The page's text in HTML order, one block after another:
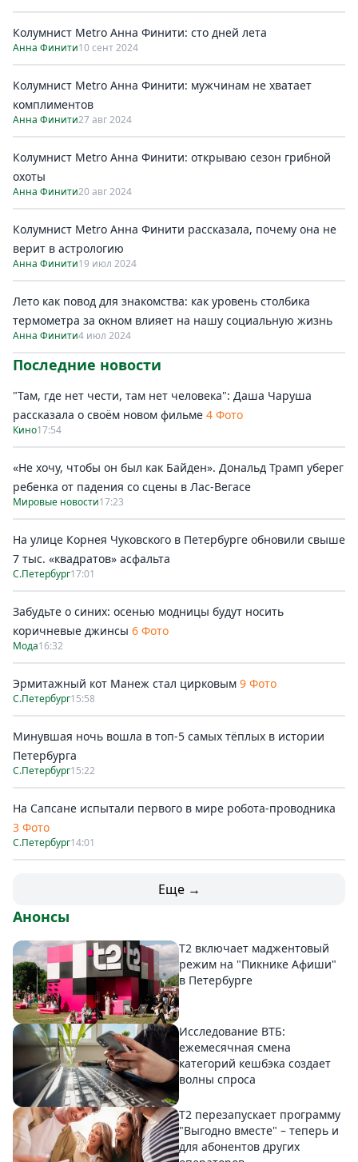
Колумнист Metro Анна Финити: сто дней лета
Анна Финити10 сент 2024
Колумнист Metro Анна Финити: мужчинам не хватает
комплиментов
Анна Финити27 авг 2024
Колумнист Metro Анна Финити: открываю сезон грибной
охоты
Анна Финити20 авг 2024
Колумнист Metro Анна Финити рассказала, почему она не
верит в астрологию
Анна Финити19 июл 2024
Лето как повод для знакомства: как уровень столбика
термометра за окном влияет на нашу социальную жизнь
Анна Финити4 июл 2024
Последние новости
"Там, где нет чести, там нет человека": Даша Чаруша
рассказала о своём новом фильме 4 Фото
Кино17:54
«Не хочу, чтобы он был как Байден». Дональд Трамп уберег
ребенка от падения со сцены в Лас-Вегасе
Мировые новости17:23
На улице Корнея Чуковского в Петербурге обновили свыше
7 тыс. «квадратов» асфальта
С.Петербург17:01
Забудьте о синих: осенью модницы будут носить
коричневые джинсы 6 Фото
Мода16:32
Эрмитажный кот Манеж стал цирковым 9 Фото
С.Петербург15:58
Минувшая ночь вошла в топ-5 самых тёплых в истории
Петербурга
С.Петербург15:22
На Сапсане испытали первого в мире робота-проводника
3 Фото
С.Петербург14:01
Еще →
Анонсы
Т2 включает маджентовый
режим на "Пикнике Афиши"
в Петербурге
Исследование ВТБ:
ежемесячная смена
категорий кешбэка создает
волны спроса
Т2 перезапускает программу
"Выгодно вместе" – теперь и
для абонентов других